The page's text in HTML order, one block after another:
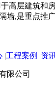
高层建筑和
墙,是重点推
|工程案例 |资
限公司